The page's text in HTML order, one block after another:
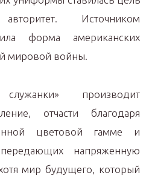
Источником
форма американских
мировой войны.
производит
отчасти благодаря
цветовой гамме и
напряженную
мир будущего, который